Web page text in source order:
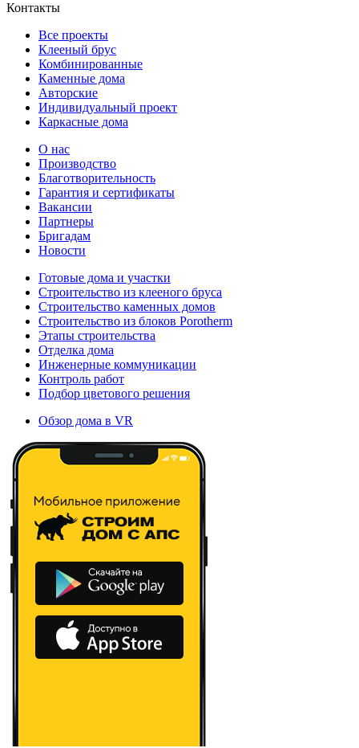
Контакты
Все проекты
Клееный брус
Комбинированные
Каменные дома
Авторские
Индивидуальный проект
Каркасные дома
О нас
Производство
Благотворительность
Гарантия и сертификаты
Вакансии
Партнеры
Бригадам
Новости
Готовые дома и участки
Строительство из клееного бруса
Строительство каменных домов
Строительство из блоков Porotherm
Этапы строительства
Отделка дома
Инженерные коммуникации
Контроль работ
Подбор цветового решения
Обзор дома в VR